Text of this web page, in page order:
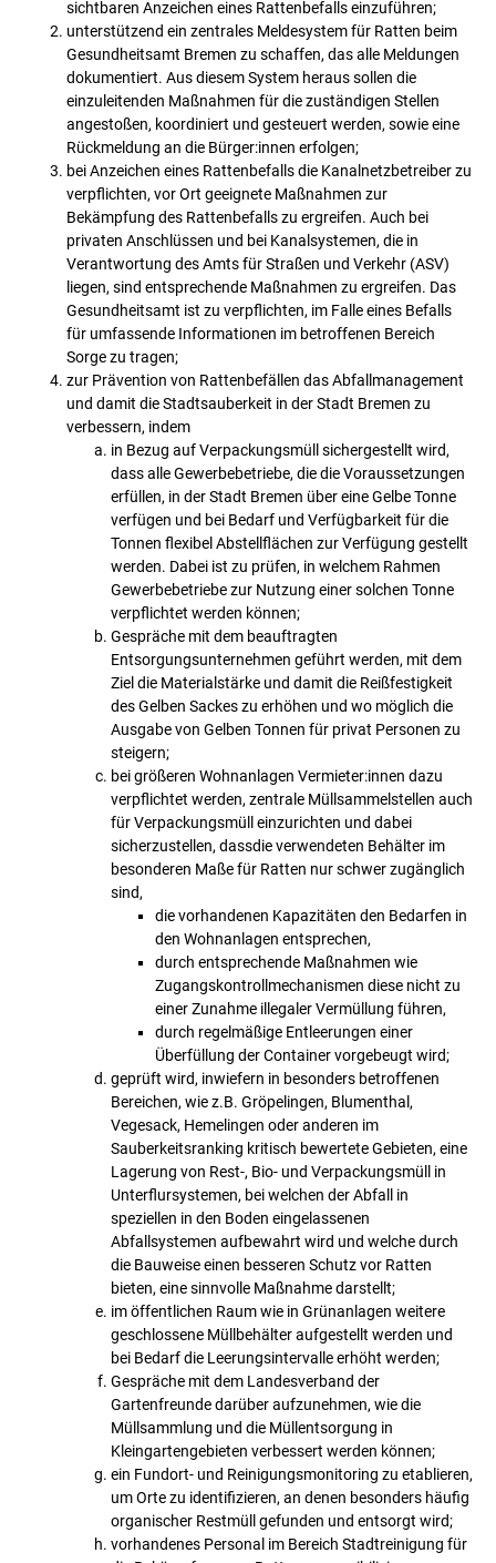
sichtbaren Anzeichen eines Rattenbefalls einzuführen;
unterstützend ein zentrales Meldesystem für Ratten beim
Gesundheitsamt Bremen zu schaffen, das alle Meldungen
dokumentiert. Aus diesem System heraus sollen die
einzuleitenden Maßnahmen für die zuständigen Stellen
angestoßen, koordiniert und gesteuert werden, sowie eine
Rückmeldung an die Bürger:innen erfolgen;
bei Anzeichen eines Rattenbefalls die Kanalnetzbetreiber zu
verpflichten, vor Ort geeignete Maßnahmen zur
Bekämpfung des Rattenbefalls zu ergreifen. Auch bei
privaten Anschlüssen und bei Kanalsystemen, die in
Verantwortung des Amts für Straßen und Verkehr (ASV)
liegen, sind entsprechende Maßnahmen zu ergreifen. Das
Gesundheitsamt ist zu verpflichten, im Falle eines Befalls
für umfassende Informationen im betroffenen Bereich
Sorge zu tragen;
zur Prävention von Rattenbefällen das Abfallmanagement
und damit die Stadtsauberkeit in der Stadt Bremen zu
verbessern, indem
in Bezug auf Verpackungsmüll sichergestellt wird,
dass alle Gewerbebetriebe, die die Voraussetzungen
erfüllen, in der Stadt Bremen über eine Gelbe Tonne
verfügen und bei Bedarf und Verfügbarkeit für die
Tonnen flexibel Abstellflächen zur Verfügung gestellt
werden. Dabei ist zu prüfen, in welchem Rahmen
Gewerbebetriebe zur Nutzung einer solchen Tonne
verpflichtet werden können;
Gespräche mit dem beauftragten
Entsorgungsunternehmen geführt werden, mit dem
Ziel die Materialstärke und damit die Reißfestigkeit
des Gelben Sackes zu erhöhen und wo möglich die
Ausgabe von Gelben Tonnen für privat Personen zu
steigern;
bei größeren Wohnanlagen Vermieter:innen dazu
verpflichtet werden, zentrale Müllsammelstellen auch
für Verpackungsmüll einzurichten und dabei
sicherzustellen, dassdie verwendeten Behälter im
besonderen Maße für Ratten nur schwer zugänglich
sind,
die vorhandenen Kapazitäten den Bedarfen in
den Wohnanlagen entsprechen,
durch entsprechende Maßnahmen wie
Zugangskontrollmechanismen diese nicht zu
einer Zunahme illegaler Vermüllung führen,
durch regelmäßige Entleerungen einer
Überfüllung der Container vorgebeugt wird;
geprüft wird, inwiefern in besonders betroffenen
Bereichen, wie z.B. Gröpelingen, Blumenthal,
Vegesack, Hemelingen oder anderen im
Sauberkeitsranking kritisch bewertete Gebieten, eine
Lagerung von Rest-, Bio- und Verpackungsmüll in
Unterflursystemen, bei welchen der Abfall in
speziellen in den Boden eingelassenen
Abfallsystemen aufbewahrt wird und welche durch
die Bauweise einen besseren Schutz vor Ratten
bieten, eine sinnvolle Maßnahme darstellt;
im öffentlichen Raum wie in Grünanlagen weitere
geschlossene Müllbehälter aufgestellt werden und
bei Bedarf die Leerungsintervalle erhöht werden;
Gespräche mit dem Landesverband der
Gartenfreunde darüber aufzunehmen, wie die
Müllsammlung und die Müllentsorgung in
Kleingartengebieten verbessert werden können;
ein Fundort- und Reinigungsmonitoring zu etablieren,
um Orte zu identifizieren, an denen besonders häufig
organischer Restmüll gefunden und entsorgt wird;
vorhandenes Personal im Bereich Stadtreinigung für